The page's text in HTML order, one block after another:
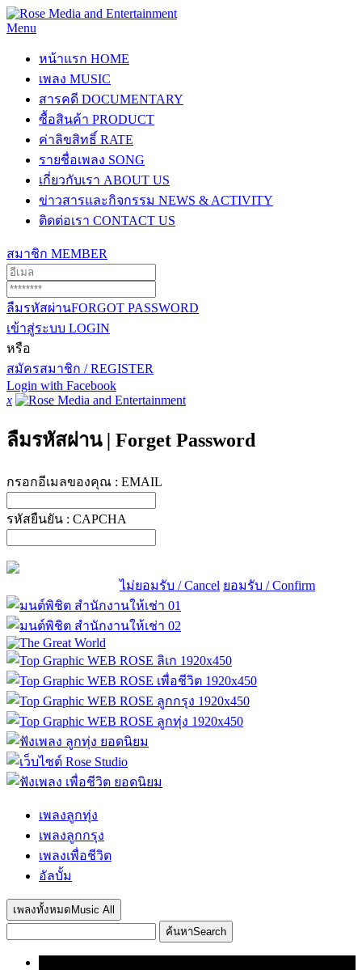
Menu
หน้าแรก HOME
เพลง MUSIC
สารคดี DOCUMENTARY
ซื้อสินค้า PRODUCT
ค่าลิขสิทธิ์ RATE
รายชื่อเพลง SONG
เกี่ยวกับเรา ABOUT US
ข่าวสารและกิจกรรม NEWS & ACTIVITY
ติดต่อเรา CONTACT US
สมาชิก MEMBER
ลืมรหัสผ่านFORGOT PASSWORD
เข้าสู่ระบบ LOGIN
หรือ
สมัครสมาชิก / REGISTER
Login with Facebook
x
ลืมรหัสผ่าน | Forget Password
กรอกอีเมลของคุณ : EMAIL
รหัสยืนยัน : CAPCHA
ไม่ยอมรับ / Cancel ยอมรับ / Confirm
เพลงลูกทุ่ง
เพลงลูกกรุง
เพลงเพื่อชีวิต
อัลบั้ม
เพลงทั้งหมด Music All
ค้นหาSearch